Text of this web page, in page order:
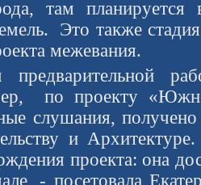
там
Это также
межевания.
предварительной
по проекту
слушания, получено
и
проекта: она
- посетовала